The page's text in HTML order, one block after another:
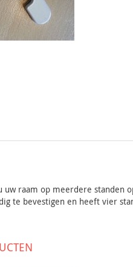
uw raam op meerdere standen
te bevestigen en heeft vier